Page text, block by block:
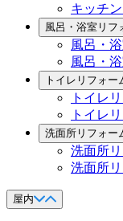
キッチ
風呂・浴室リフ
風呂・
風呂・
トイレリフォー
トイレ
トイレ
洗面所リフォー
洗面所
洗面所
屋内